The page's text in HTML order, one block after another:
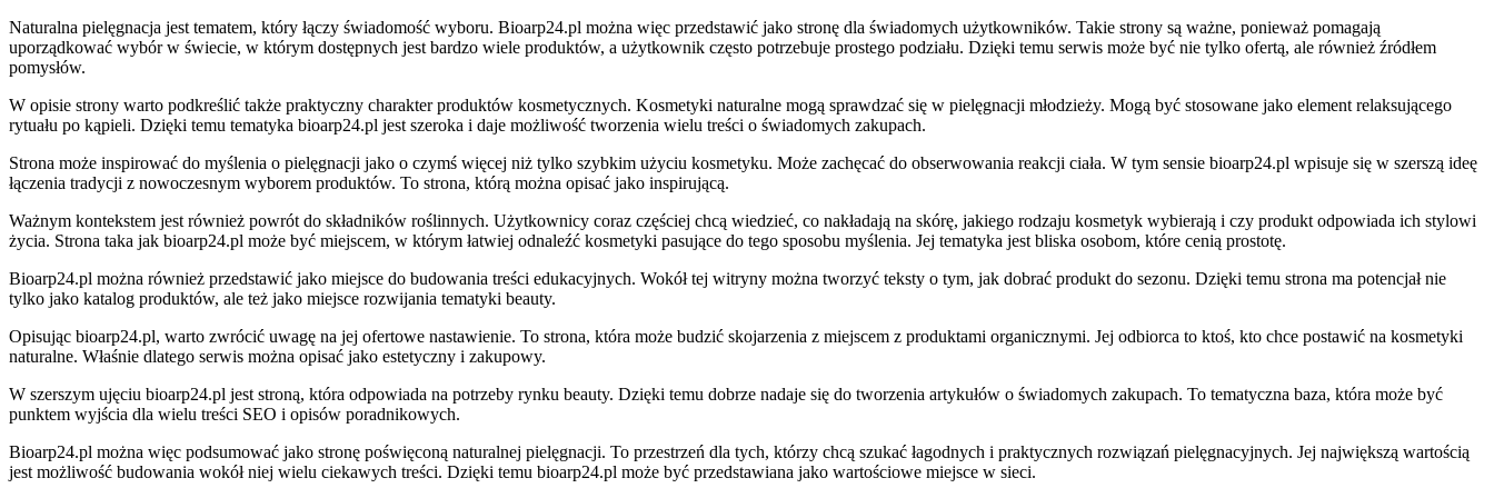
Naturalna pielęgnacja jest tematem, który łączy świadomość wyboru. Bioarp24.pl można więc przedstawić jako stronę dla świadomych użytkowników. Takie strony są ważne, ponieważ pomagają
uporządkować wybór w świecie, w którym dostępnych jest bardzo wiele produktów, a użytkownik często potrzebuje prostego podziału. Dzięki temu serwis może być nie tylko ofertą, ale również źródłem
pomysłów.
W opisie strony warto podkreślić także praktyczny charakter produktów kosmetycznych. Kosmetyki naturalne mogą sprawdzać się w pielęgnacji młodzieży. Mogą być stosowane jako element relaksującego
rytuału po kąpieli. Dzięki temu tematyka bioarp24.pl jest szeroka i daje możliwość tworzenia wielu treści o świadomych zakupach.
Strona może inspirować do myślenia o pielęgnacji jako o czymś więcej niż tylko szybkim użyciu kosmetyku. Może zachęcać do obserwowania reakcji ciała. W tym sensie bioarp24.pl wpisuje się w szerszą ideę
łączenia tradycji z nowoczesnym wyborem produktów. To strona, którą można opisać jako inspirującą.
Ważnym kontekstem jest również powrót do składników roślinnych. Użytkownicy coraz częściej chcą wiedzieć, co nakładają na skórę, jakiego rodzaju kosmetyk wybierają i czy produkt odpowiada ich stylowi
życia. Strona taka jak bioarp24.pl może być miejscem, w którym łatwiej odnaleźć kosmetyki pasujące do tego sposobu myślenia. Jej tematyka jest bliska osobom, które cenią prostotę.
Bioarp24.pl można również przedstawić jako miejsce do budowania treści edukacyjnych. Wokół tej witryny można tworzyć teksty o tym, jak dobrać produkt do sezonu. Dzięki temu strona ma potencjał nie
tylko jako katalog produktów, ale też jako miejsce rozwijania tematyki beauty.
Opisując bioarp24.pl, warto zwrócić uwagę na jej ofertowe nastawienie. To strona, która może budzić skojarzenia z miejscem z produktami organicznymi. Jej odbiorca to ktoś, kto chce postawić na kosmetyki
naturalne. Właśnie dlatego serwis można opisać jako estetyczny i zakupowy.
W szerszym ujęciu bioarp24.pl jest stroną, która odpowiada na potrzeby rynku beauty. Dzięki temu dobrze nadaje się do tworzenia artykułów o świadomych zakupach. To tematyczna baza, która może być
punktem wyjścia dla wielu treści SEO i opisów poradnikowych.
Bioarp24.pl można więc podsumować jako stronę poświęconą naturalnej pielęgnacji. To przestrzeń dla tych, którzy chcą szukać łagodnych i praktycznych rozwiązań pielęgnacyjnych. Jej największą wartością
jest możliwość budowania wokół niej wielu ciekawych treści. Dzięki temu bioarp24.pl może być przedstawiana jako wartościowe miejsce w sieci.